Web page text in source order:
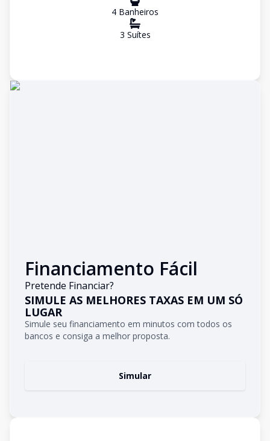
4 Banheiros
3 Suítes
Financiamento Fácil
Pretende Financiar?
SIMULE AS MELHORES TAXAS EM UM SÓ
LUGAR
Simule seu financiamento em minutos com todos os
bancos e consiga a melhor proposta.
Simular